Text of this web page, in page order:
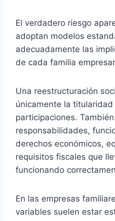
El verdadero riesgo
adoptan modelos
adecuadamente las
de cada familia
Una reestructuración
únicamente la titularidad
participaciones.
responsabilidades,
derechos económicos,
requisitos fiscales que
funcionando
En las empresas
variables suelen estar